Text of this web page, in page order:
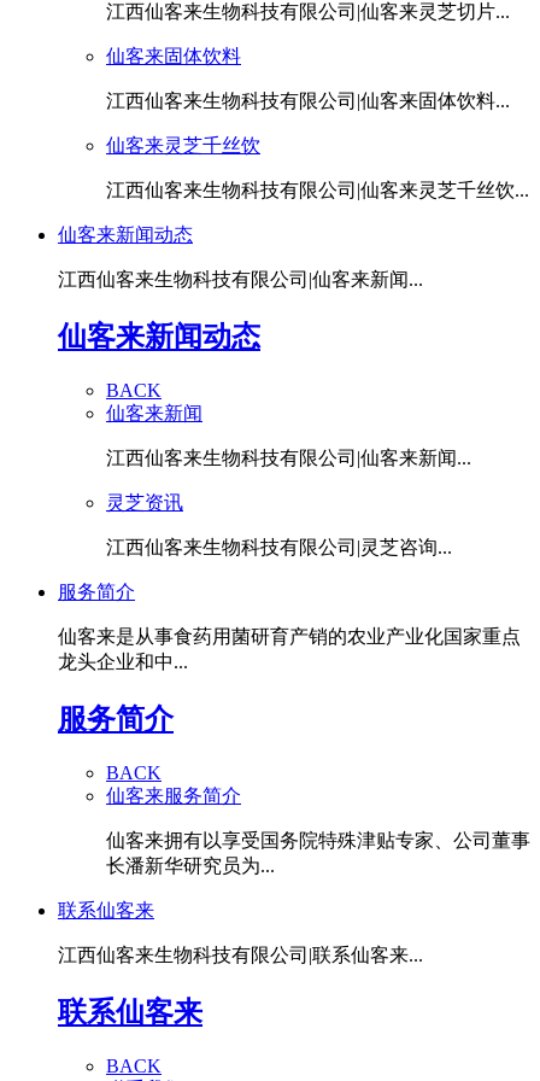
江西仙客来生物科技有限公司|仙客来灵芝切片...
仙客来固体饮料
江西仙客来生物科技有限公司|仙客来固体饮料...
仙客来灵芝千丝饮
江西仙客来生物科技有限公司|仙客来灵芝千丝饮...
仙客来新闻动态
江西仙客来生物科技有限公司|仙客来新闻...
仙客来新闻动态
BACK
仙客来新闻
江西仙客来生物科技有限公司|仙客来新闻...
灵芝资讯
江西仙客来生物科技有限公司|灵芝咨询...
服务简介
仙客来是从事食药用菌研育产销的农业产业化国家重点
龙头企业和中...
服务简介
BACK
仙客来服务简介
仙客来拥有以享受国务院特殊津贴专家、公司董事
长潘新华研究员为...
联系仙客来
江西仙客来生物科技有限公司|联系仙客来...
联系仙客来
BACK